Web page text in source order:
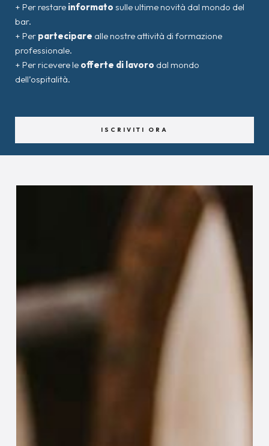
+ Per restare informato sulle ultime novità dal mondo del
bar.
+ Per partecipare alle nostre attività di formazione
professionale.
+ Per ricevere le offerte di lavoro dal mondo
dell’ospitalità.
ISCRIVITI ORA